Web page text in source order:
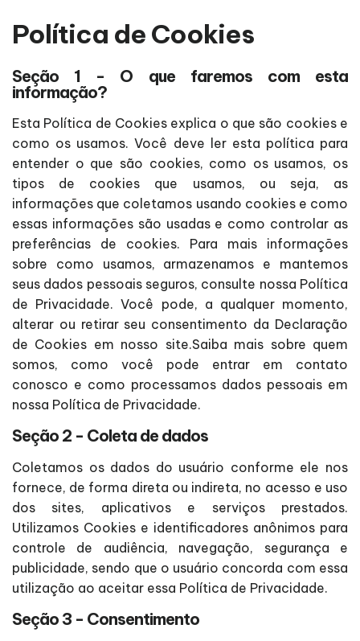
Política de Cookies
Seção 1 - O que faremos com esta
informação?
Esta Política de Cookies explica o que são cookies e
como os usamos. Você deve ler esta política para
entender o que são cookies, como os usamos, os
tipos de cookies que usamos, ou seja, as
informações que coletamos usando cookies e como
essas informações são usadas e como controlar as
preferências de cookies. Para mais informações
sobre como usamos, armazenamos e mantemos
seus dados pessoais seguros, consulte nossa Política
de Privacidade. Você pode, a qualquer momento,
alterar ou retirar seu consentimento da Declaração
de Cookies em nosso site.Saiba mais sobre quem
somos, como você pode entrar em contato
conosco e como processamos dados pessoais em
nossa Política de Privacidade.
Seção 2 - Coleta de dados
Coletamos os dados do usuário conforme ele nos
fornece, de forma direta ou indireta, no acesso e uso
dos sites, aplicativos e serviços prestados.
Utilizamos Cookies e identificadores anônimos para
controle de audiência, navegação, segurança e
publicidade, sendo que o usuário concorda com essa
utilização ao aceitar essa Política de Privacidade.
Seção 3 - Consentimento